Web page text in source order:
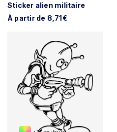
Sticker alien militaire
À partir de 8,71€